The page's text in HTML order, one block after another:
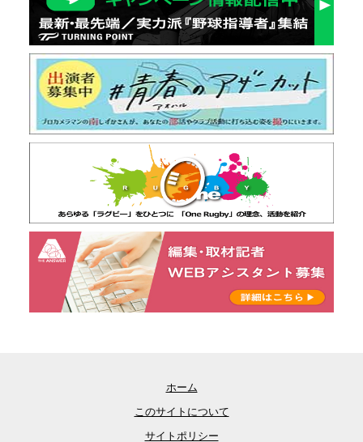
ホーム
このサイトについて
サイトポリシー